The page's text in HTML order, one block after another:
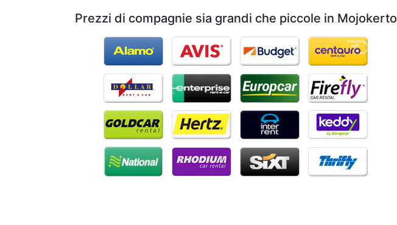
Prezzi di compagnie sia grandi che piccole in Mojokerto